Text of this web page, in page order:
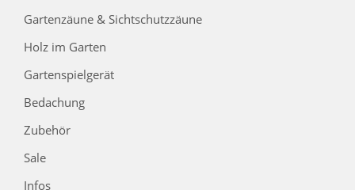
Gartenzäune & Sichtschutzzäune
Holz im Garten
Gartenspielgerät
Bedachung
Zubehör
Sale
Infos